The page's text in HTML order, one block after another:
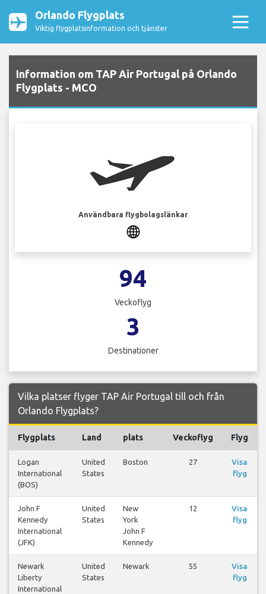
Orlando Flygplats
Viktig flygplatsinformation och tjänster
Information om TAP Air Portugal på Orlando
Flygplats - MCO
Användbara flygbolagslänkar
94
Veckoflyg
3
Destinationer
Vilka platser flyger TAP Air Portugal till och från
Orlando Flygplats?
Flygplats Land plats Veckoflyg Flyg
Logan
International
(BOS)
United
States
Boston 27
Visa
flyg
John F
Kennedy
International
(JFK)
United
States
New
York
John F
Kennedy
12
Visa
flyg
Newark
Liberty
International
United
States
Newark 55
Visa
flyg